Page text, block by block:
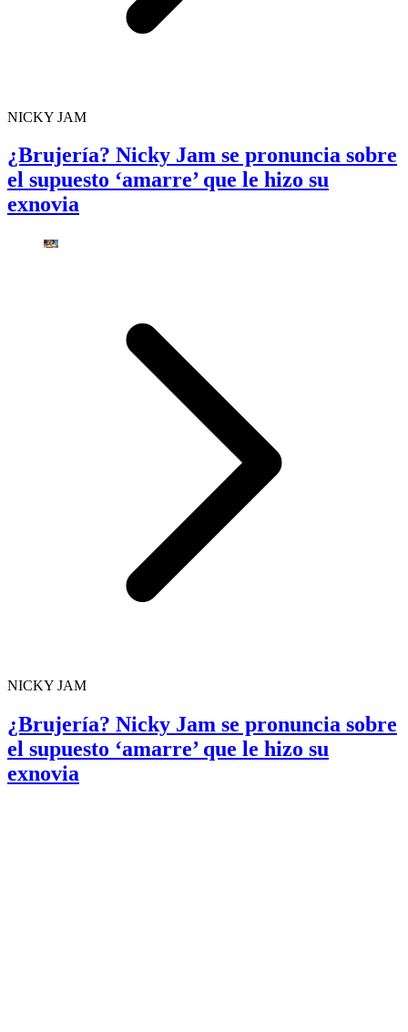
NICKY JAM
¿Brujería? Nicky Jam se pronuncia sobre
el supuesto ‘amarre’ que le hizo su
exnovia
NICKY JAM
¿Brujería? Nicky Jam se pronuncia sobre
el supuesto ‘amarre’ que le hizo su
exnovia